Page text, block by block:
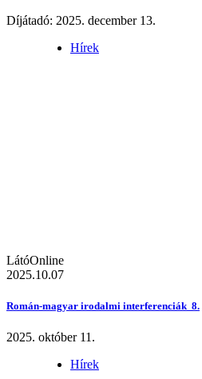
Díjátadó: 2025. december 13.
Hírek
LátóOnline
2025.10.07
Román-magyar irodalmi interferenciák 8.
2025. október 11.
Hírek